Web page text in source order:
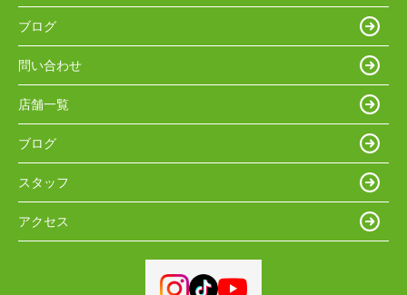
ブログ
問い合わせ
店舗一覧
ブログ
スタッフ
アクセス